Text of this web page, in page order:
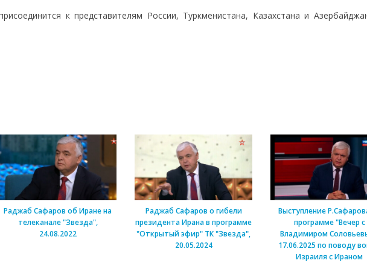
к представителям России, Туркменистана, Казахстана и
Раджаб Сафаров об Иране на
телеканале "Звезда",
24.08.2022
Раджаб Сафаров о гибели
президента Ирана в программе
"Открытый эфир" ТК "Звезда",
20.05.2024
Выступление
программе "Вечер с
Владимиром
17.06.2025 по поводу
Израиля с Ираном